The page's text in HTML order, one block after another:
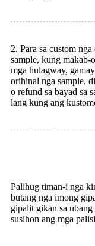
2. Para sa custom
sample, kung makab-
mga hulagway,
orihinal nga sample,
o refund sa bayad sa
lang kung ang
Palihug timan-i nga
butang nga imong
gipalit gikan sa
susihon ang mga